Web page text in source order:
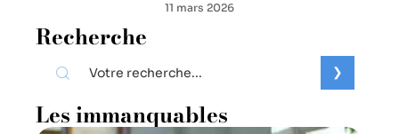
11 mars 2026
Recherche
Les immanquables